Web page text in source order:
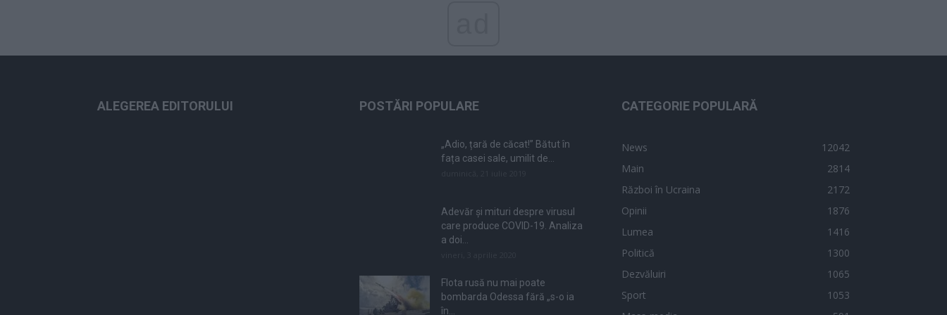
ALEGEREA EDITORULUI POSTĂRI POPULARE
„Adio, țară de căcat!” Bătut în
fața casei sale, umilit de...
Adevăr și mituri despre virusul
care produce COVID-19. Analiza
a doi...
Flota rusă nu mai poate
bombarda Odessa fără „s-o ia
în...
CATEGORIE POPULARĂ
News
12042
Main
2814
Război în Ucraina
2172
Opinii
1876
Lumea
1416
Politică
1300
Dezvăluiri
1065
Sport
1053